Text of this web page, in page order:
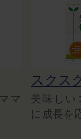
マ
スクス
美味しい
に成長を